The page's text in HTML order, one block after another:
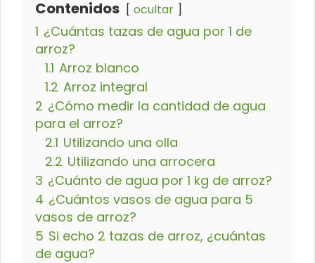
Contenidos ocultar
1 ¿Cuántas tazas de agua por 1 de
arroz?
1.1 Arroz blanco
1.2 Arroz integral
2 ¿Cómo medir la cantidad de agua
para el arroz?
2.1 Utilizando una olla
2.2 Utilizando una arrocera
3 ¿Cuánto de agua por 1 kg de arroz?
4 ¿Cuántos vasos de agua para 5
vasos de arroz?
5 Si echo 2 tazas de arroz, ¿cuántas
de agua?